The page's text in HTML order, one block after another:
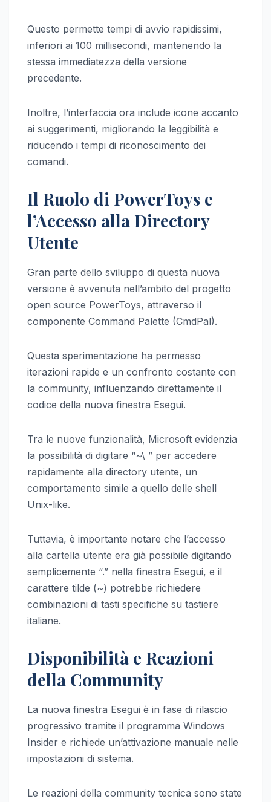
Questo permette tempi di avvio rapidissimi,
inferiori ai 100 millisecondi, mantenendo la
stessa immediatezza della versione
precedente.
Inoltre, l’interfaccia ora include icone accanto
ai suggerimenti, migliorando la leggibilità e
riducendo i tempi di riconoscimento dei
comandi.
Il Ruolo di PowerToys e
l’Accesso alla Directory
Utente
Gran parte dello sviluppo di questa nuova
versione è avvenuta nell’ambito del progetto
open source PowerToys, attraverso il
componente Command Palette (CmdPal).
Questa sperimentazione ha permesso
iterazioni rapide e un confronto costante con
la community, influenzando direttamente il
codice della nuova finestra Esegui.
Tra le nuove funzionalità, Microsoft evidenzia
la possibilità di digitare “~\ ” per accedere
rapidamente alla directory utente, un
comportamento simile a quello delle shell
Unix-like.
Tuttavia, è importante notare che l’accesso
alla cartella utente era già possibile digitando
semplicemente “.” nella finestra Esegui, e il
carattere tilde (~) potrebbe richiedere
combinazioni di tasti specifiche su tastiere
italiane.
Disponibilità e Reazioni
della Community
La nuova finestra Esegui è in fase di rilascio
progressivo tramite il programma Windows
Insider e richiede un’attivazione manuale nelle
impostazioni di sistema.
Le reazioni della community tecnica sono state